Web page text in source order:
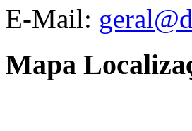
E-Mail:
Mapa